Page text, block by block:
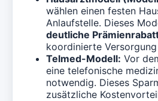
wählen einen festen
Anlaufstelle. Dieses
deutliche
koordinierte
Telmed-Modell: Vor
eine telefonische
notwendig. Dieses
zusätzliche